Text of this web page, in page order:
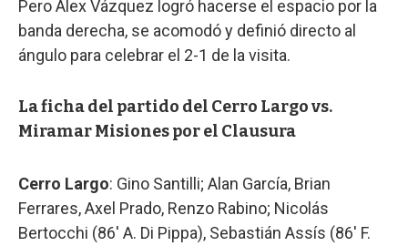
Pero Alex Vázquez logró hacerse el espacio por la
banda derecha, se acomodó y definió directo al
ángulo para celebrar el 2-1 de la visita.
La ficha del partido del Cerro Largo vs.
Miramar Misiones por el Clausura
Cerro Largo: Gino Santilli; Alan García, Brian
Ferrares, Axel Prado, Renzo Rabino; Nicolás
Bertocchi (86′ A. Di Pippa), Sebastián Assís (86′ F.